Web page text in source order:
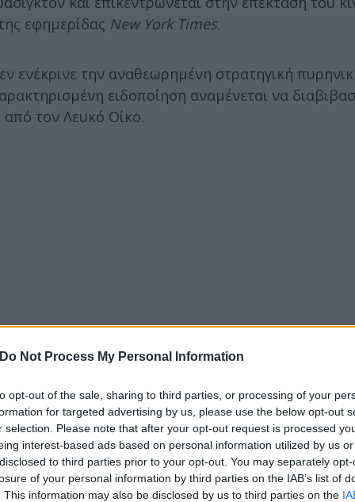
Do Not Process My Personal Information
opt-out of the sale, sharing to third parties, or processing of your
for targeted advertising by us, please use the below opt-out
selection. Please note that after your opt-out request is processed
interest-based ads based on personal information utilized by us
to third parties prior to your opt-out. You may separately
of your personal information by third parties on the IAB’s list of
This information may also be disclosed by us to third parties on the
εφημερίδας New York Times.
ενέκρινε την αναθεωρημένη στρατηγική
ειδοποίηση αναμένεται να
τον Λευκό Οίκο.
της κυβέρνησης να αναφερθούν σε
χρόνια, αναφέρουν οι New York Times
του πρακτορείου ειδήσεων Reuters να